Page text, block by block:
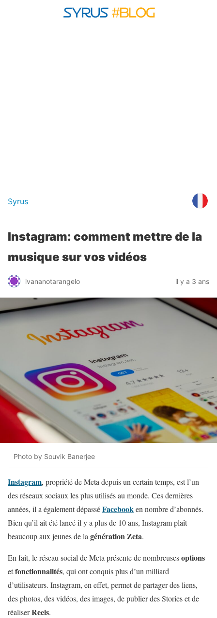
Syrus
Instagram: comment mettre de la
musique sur vos vidéos
ivananotarangelo il y a 3 ans
Photo by Souvik Banerjee
Instagram, propriété de Meta depuis un certain temps, est l’un
des réseaux sociaux les plus utilisés au monde. Ces dernières
années, il a également dépasséFacebook en nombre d’abonnés.
Bien qu’il ait été lancé il y a plus de 10 ans, Instagram plaît
beaucoup aux jeunes de la génération Zeta.
En fait, le réseau social de Meta présente de nombreusesoptions
etfonctionnalités, qui ont conquis plus d’un milliard
d’utilisateurs. Instagram, en effet, permet de partager des liens,
des photos, des vidéos, des images, de publier des Stories et de
réaliserReels.